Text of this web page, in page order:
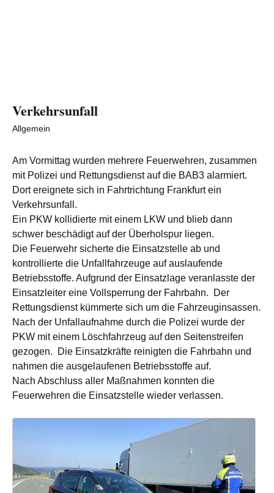
Verkehrsunfall
Allgemein
Am Vormittag wurden mehrere Feuerwehren, zusammen
mit Polizei und Rettungsdienst auf die BAB3 alarmiert.
Dort ereignete sich in Fahrtrichtung Frankfurt ein
Verkehrsunfall.
Ein PKW kollidierte mit einem LKW und blieb dann
schwer beschädigt auf der Überholspur liegen.
Die Feuerwehr sicherte die Einsatzstelle ab und
kontrollierte die Unfallfahrzeuge auf auslaufende
Betriebsstoffe. Aufgrund der Einsatzlage veranlasste der
Einsatzleiter eine Vollsperrung der Fahrbahn. Der
Rettungsdienst kümmerte sich um die Fahrzeuginsassen.
Nach der Unfallaufnahme durch die Polizei wurde der
PKW mit einem Löschfahrzeug auf den Seitenstreifen
gezogen. Die Einsatzkräfte reinigten die Fahrbahn und
nahmen die ausgelaufenen Betriebsstoffe auf.
Nach Abschluss aller Maßnahmen konnten die
Feuerwehren die Einsatzstelle wieder verlassen.